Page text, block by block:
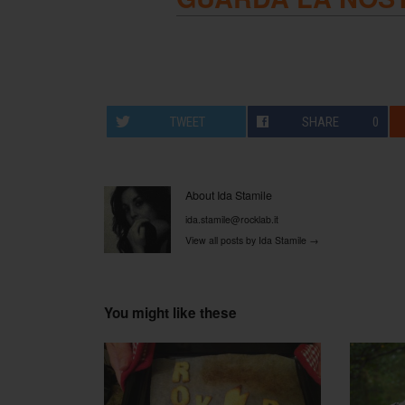
TWEET SHARE 0
About Ida Stamile
ida.stamile@rocklab.it
View all posts by Ida Stamile →
You might like these